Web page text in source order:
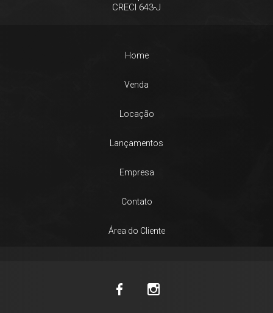
CRECI 643-J
Home
Venda
Locação
Lançamentos
Empresa
Contato
Área do Cliente